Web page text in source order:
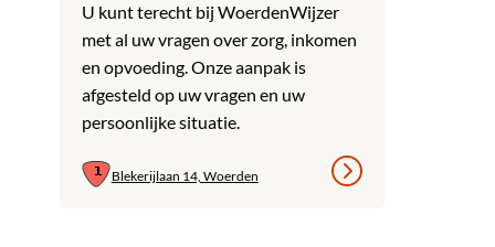
U kunt terecht bij WoerdenWijzer
met al uw vragen over zorg, inkomen
en opvoeding. Onze aanpak is
afgesteld op uw vragen en uw
persoonlijke situatie.
Blekerijlaan 14, Woerden